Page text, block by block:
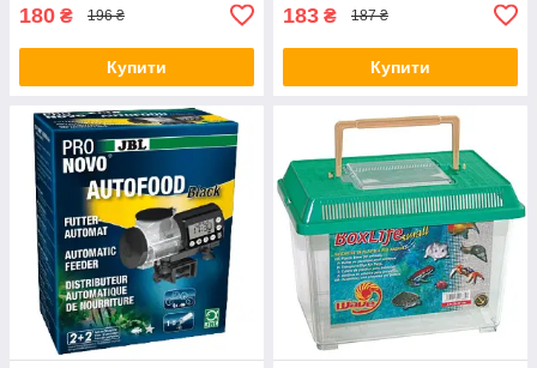
180 ₴ 196 ₴
Купити
183 ₴ 187 ₴
Купити